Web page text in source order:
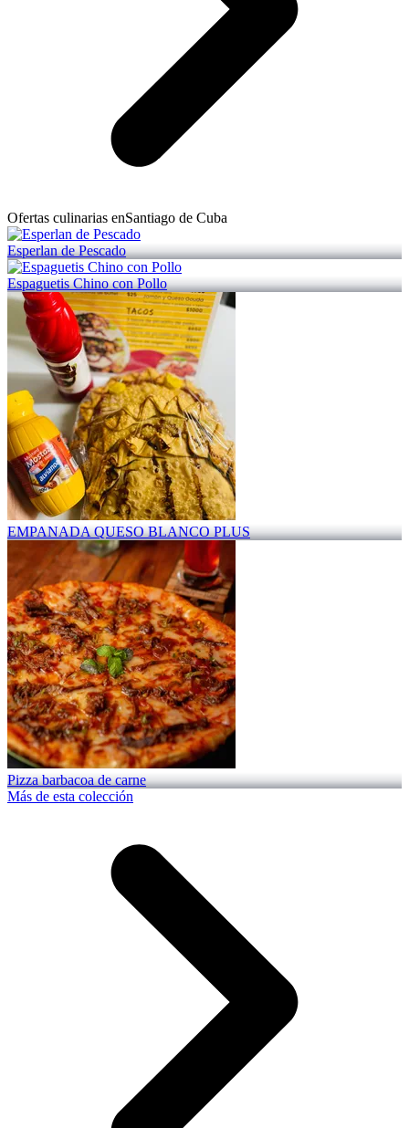
Ofertas culinarias enSantiago de Cuba
Esperlan de Pescado
Espaguetis Chino con Pollo
EMPANADA QUESO BLANCO PLUS
Pizza barbacoa de carne
Más de esta colección